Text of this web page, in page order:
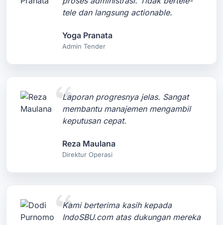
tele dan langsung actionable.
Yoga Pranata
Admin Tender
Laporan progresnya jelas. Sangat
membantu manajemen mengambil
keputusan cepat.
Reza Maulana
Direktur Operasi
Kami berterima kasih kepada
IndoSBU.com atas dukungan mereka